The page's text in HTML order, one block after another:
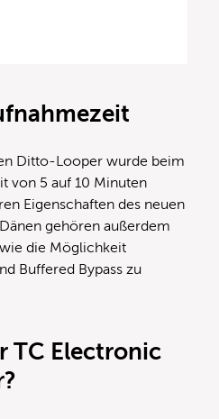
Ditto-Looper wurde beim
von 5 auf 10 Minuten
Eigenschaften des neuen
gehören außerdem
die Möglichkeit
Buffered Bypass zu
TC Electronic